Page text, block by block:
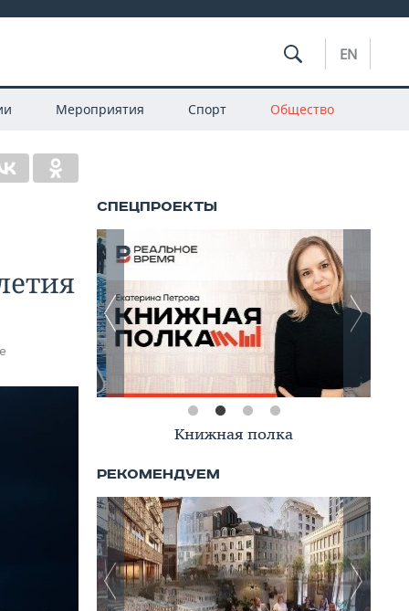
EN
Мероприятия Спорт Общество
Книжная полка